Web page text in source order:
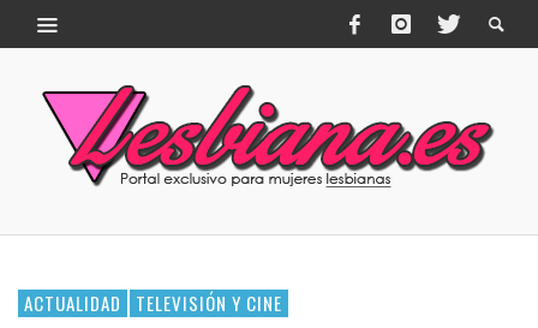
ACTUALIDAD TELEVISIÓN Y CINE